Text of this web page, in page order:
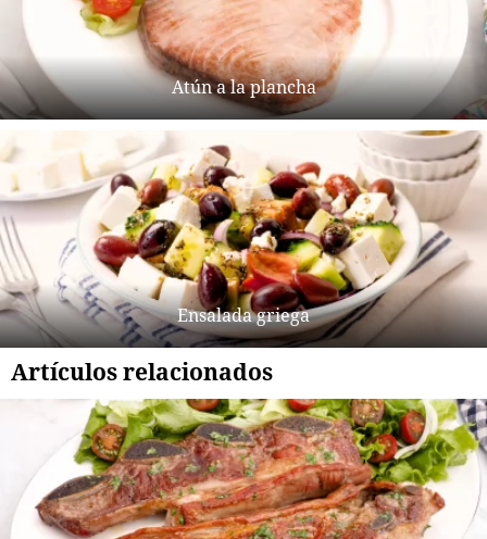
Atún a la plancha
Ensalada griega
Artículos relacionados